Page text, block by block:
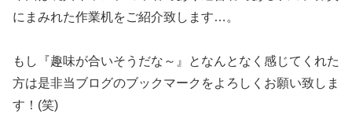
にまみれた作業机をご紹介致します…。
もし『趣味が合いそうだな～』となんとなく感じてくれた
方は是非当ブログのブックマークをよろしくお願い致しま
す！(笑)